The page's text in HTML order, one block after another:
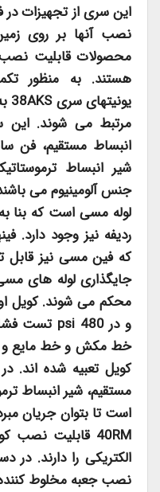
این سری از تجهیزات
نصب آنها بر روی
محصولات قابلیت نصب
هستند. به منظور
یونیتهای سری38AKS
مرتبط می شوند. این
انبساط مستقیم، فن
شیر انبساط
جنس آلومینیوم می
ردیفه نیز وجود دارد.
که فین مسی نیز قابل
جایگذاری لوله های
محکم می شوند. کویل
و در480 psi
تست
خط مکش و خط مایع و
کویل تعبیه شده اند.
مستقیم، شیر انبساط
است تا بتوان جریان
40RM قابلیت نصب
الکتریکی را دارند.
نصب جعبه مخلوط